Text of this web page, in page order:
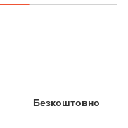
Безкоштовно